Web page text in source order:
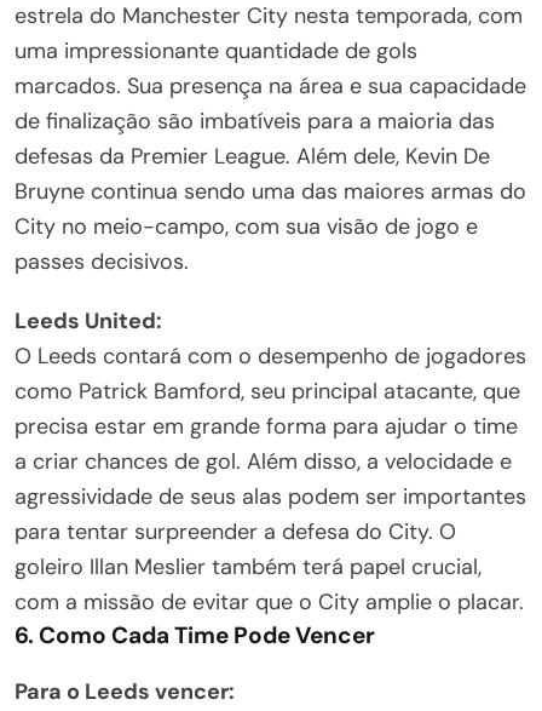
estrela do Manchester City nesta temporada, com
uma impressionante quantidade de gols
marcados. Sua presença na área e sua capacidade
de finalização são imbatíveis para a maioria das
defesas da Premier League. Além dele, Kevin De
Bruyne continua sendo uma das maiores armas do
City no meio-campo, com sua visão de jogo e
passes decisivos.
Leeds United:
O Leeds contará com o desempenho de jogadores
como Patrick Bamford, seu principal atacante, que
precisa estar em grande forma para ajudar o time
a criar chances de gol. Além disso, a velocidade e
agressividade de seus alas podem ser importantes
para tentar surpreender a defesa do City. O
goleiro Illan Meslier também terá papel crucial,
com a missão de evitar que o City amplie o placar.
6. Como Cada Time Pode Vencer
Para o Leeds vencer: